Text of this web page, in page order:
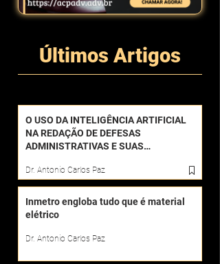
Últimos Artigos
O USO DA INTELIGÊNCIA ARTIFICIAL
ADMINISTRATIVAS E SUAS
elétrico